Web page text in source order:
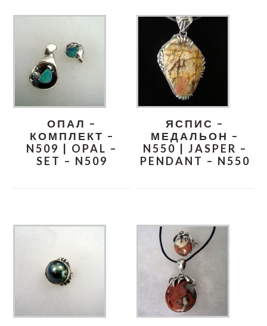
ОПАЛ –
КОМПЛЕКТ –
N509 | OPAL –
SET – N509
ЯСПИС –
МЕДАЛЬОН –
N550 | JASPER –
PENDANT – N550